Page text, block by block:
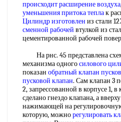
происходитрасширение воздуха
уменьшенияпритока теплак
Цилиндр изготовлен из стали
сменной рабочей втулкой из
цементированной рабочей
На рнс. 45 представлена
механизма одногосилового
показан обратный клапан
пусковой клапан. Сам клапан 3
2, запрессованной в корпусе 1,
сделано гнездо клапана, а
нажимающей на
которую, можнорегулировать